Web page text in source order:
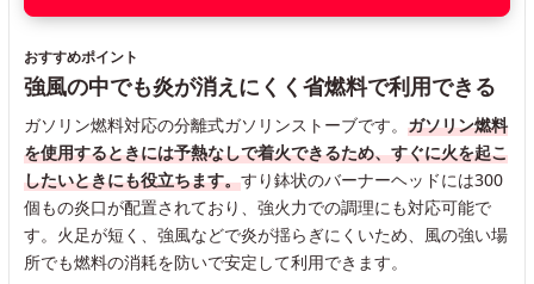
おすすめポイント
強風の中でも炎が消えにくく省燃料で利用できる
ガソリン燃料対応の分離式ガソリンストーブです。 ガソリン燃料
を使用するときには予熱なしで着火できるため、すぐに火を起こ
したいときにも役立ちます。すり鉢状のバーナーヘッドには300
個もの炎口が配置されており、強火力での調理にも対応可能で
す。火足が短く、強風などで炎が揺らぎにくいため、風の強い場
所でも燃料の消耗を防いで安定して利用できます。